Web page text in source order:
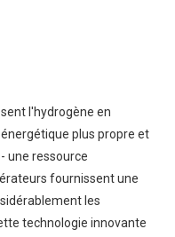
l'hydrogène en
plus propre et
une ressource
fournissent une
les
technologie innovante